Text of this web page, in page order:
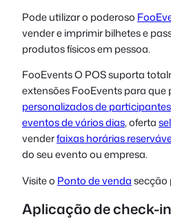
Pode utilizar o poderoso
vender e imprimir bilhetes e
produtos físicos em pessoa.
FooEvents O POS suporta
extensões FooEvents para que
personalizados de participantes
eventos de vários dias, oferta
venderfaixas horárias
do seu evento ou empresa.
Visite o Ponto de vendasecção
Aplicação de check-